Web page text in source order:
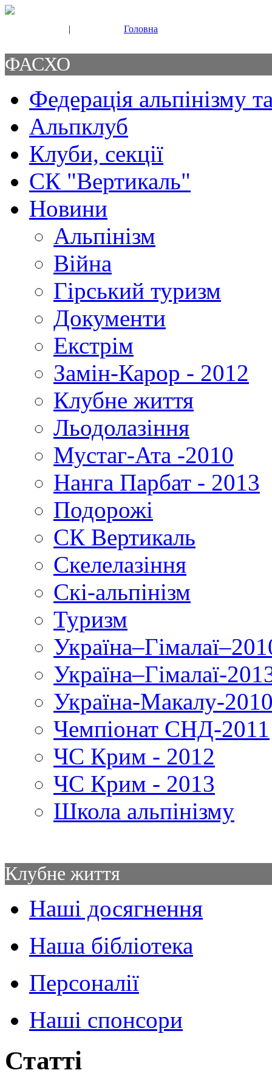
| Головна
ФАСХО
Федерація альпінізму
Альпклуб
Клуби, секції
СК "Вертикаль"
Новини
Альпінізм
Війна
Гірський туризм
Документи
Екстрім
Замін-Карор - 2012
Клубне життя
Льодолазіння
Мустаг-Ата -2010
Нанга Парбат - 2013
Подорожі
СК Вертикаль
Скелелазіння
Скі-альпінізм
Туризм
Україна–Гімалаї-
Україна-Макалу-
Чемпіонат СНД-2011
ЧС Крим - 2012
ЧС Крим - 2013
Школа альпінізму
Клубне життя
Наші досягнення
Наша бібліотека
Персоналії
Наші спонсори
Статті